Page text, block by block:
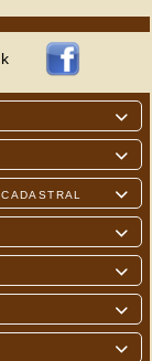






